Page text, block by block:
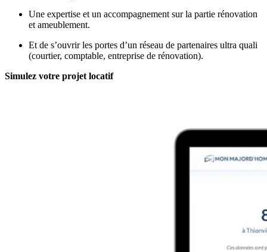
Une expertise et un accompagnement sur la partie rénovation
et ameublement.
Et de s’ouvrir les portes d’un réseau de partenaires ultra quali
(courtier, comptable, entreprise de rénovation).
Simulez votre projet locatif